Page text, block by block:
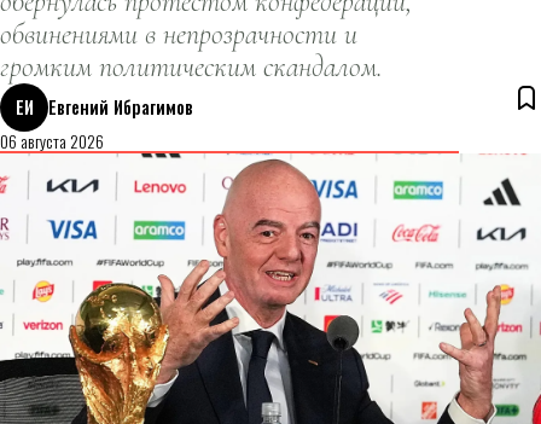
обвинениями в непрозрачности и
громким политическим скандалом.
ЕИ
Евгений Ибрагимов
06 августа 2026